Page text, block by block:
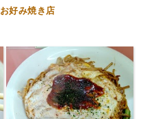
お好み焼き店